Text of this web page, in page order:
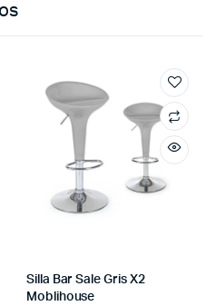
Silla Bar Sale Gris X2
Moblihouse